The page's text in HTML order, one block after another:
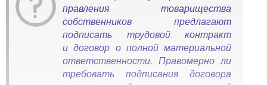
правления товарищества
собственников предлагают
подписать трудовой контракт
и договор о полной материальной
ответственности. Правомерно ли
требовать подписания договора